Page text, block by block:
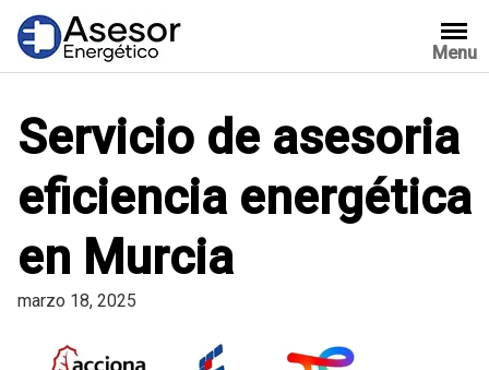
Saltar
contenido
Menu
Servicio de asesoria
eficiencia energética
en Murcia
marzo 18, 2025